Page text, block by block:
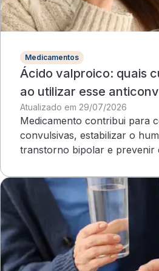
Medicamentos
Ácido valproico: quais
ao utilizar esse
Atualizado em 29/07/2026
Medicamento contribui para
convulsivas, estabilizar o
transtorno bipolar e prevenir